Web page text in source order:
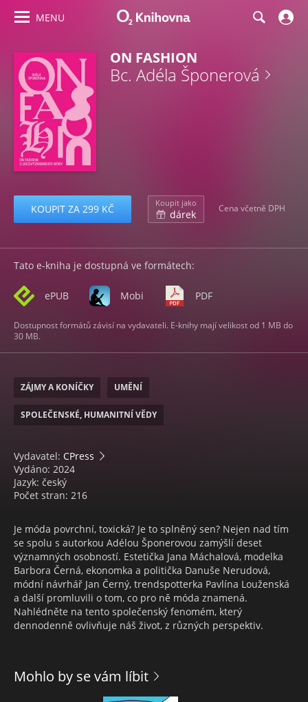
MENU
ON FASHION
Bc. Adéla Šponerová
KOUPIT ZA 299 KČ Koupit jako
dárek Cena včetně DPH
Tato e-kniha je dostupná ve formátech:
ePUB Mobi PDF
Dostupnost formátů závisí na vydavateli. E-knihy mají velikost od 1 MB do
30 MB.
ZÁJMY A KONÍČKY UMĚNÍ
SPOLEČENSKÉ, HUMANITNÍ VĚDY
Vydavatel: CPress
Vydáno: 2024
Jazyk: český
Počet stran: 216
Je móda povrchní, toxická? Je to splněný sen? Nejen nad tím
se spolu s autorkou Adélou Šponerovou zamýšlí deset
významných osobností. Estetička Jana Máchalová, modelka
Barbora Černá, ekonomka a politička Danuše Nerudová,
módní návrhář Jan Černý, trendspotterka Pavlína Louženská
a další promluvili o tom, co pro ně móda znamená.
Nahlédněte na tento společenský fenomém, který
dennodenně ovlivňuje náš život, z různých perspektiv.
Mohlo by se vám líbit